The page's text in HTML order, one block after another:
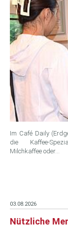
Im Café Daily
die Kaffee-
Milchkaffee oder…
03.08.2026
Nützliche